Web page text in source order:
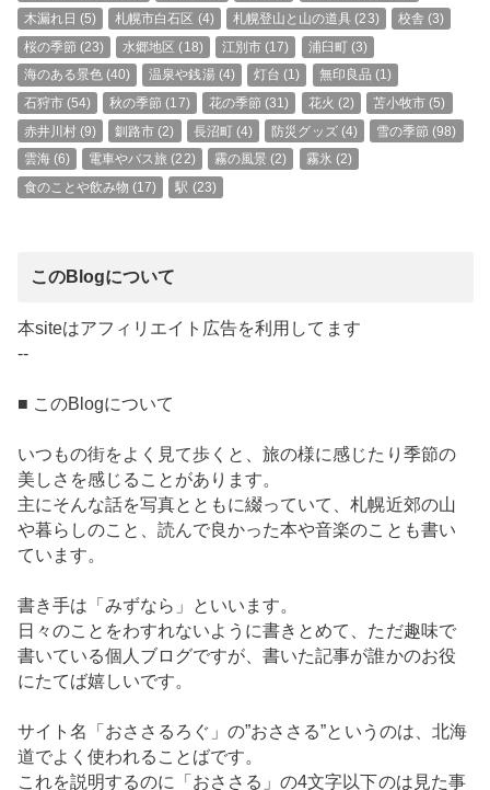
木漏れ日 (5) 札幌市白石区 (4) 札幌登山と山の道具 (23) 校舎 (3)
桜の季節 (23) 水郷地区 (18) 江別市 (17) 浦臼町(3)
海のある景色(40) 温泉や銭湯(4) 灯台 (1) 無印良品 (1)
石狩市(54) 秋の季節 (17) 花の季節 (31) 花火 (2) 苫小牧市 (5)
赤井川村(9) 釧路市 (2) 長沼町(4) 防災グッズ(4) 雪の季節 (98)
雲海(6) 電車やバス旅 (22) 霧の風景 (2) 霧氷 (2)
食のことや飲み物 (17) 駅 (23)
このBlogについて
本siteはアフィリエイト広告を利用してます
--
■ このBlogについて
いつもの街をよく見て歩くと、旅の様に感じたり季節の
美しさを感じることがあります。
主にそんな話を写真とともに綴っていて、札幌近郊の山
や暮らしのこと、読んで良かった本や音楽のことも書い
ています。
書き手は「みずなら」といいます。
日々のことをわすれないように書きとめて、ただ趣味で
書いている個人ブログですが、書いた記事が誰かのお役
にたてば嬉しいです。
サイト名「おささるろぐ」の”おささる”というのは、北海
道でよく使われることばです。
これを説明するのに「おささる」の4文字以下のは見た事